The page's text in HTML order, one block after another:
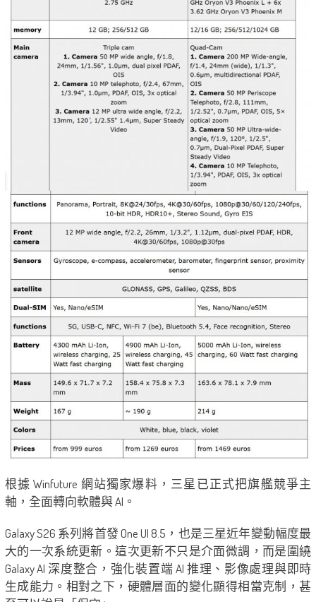
根據 Winfuture 網站獨家爆料，三星已正式把旗艦競爭主
軸，全面轉向軟體與 AI。
Galaxy S26 系列將首發 One UI 8.5，也是三星近年變動幅度最
大的一次系統更新。這次更新不只是介面微調，而是圍繞
Galaxy AI 深度整合，強化裝置端 AI 推理、影像處理與即時
生成能力。相對之下，硬體層面的變化顯得相當克制，甚